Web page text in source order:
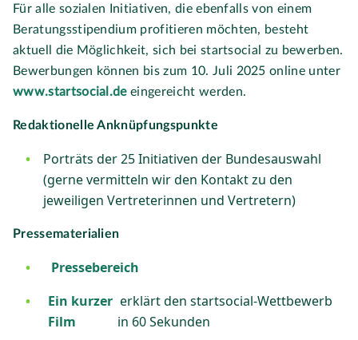
Für alle sozialen Initiativen, die ebenfalls von einem
Beratungsstipendium profitieren möchten, besteht
aktuell die Möglichkeit, sich bei startsocial zu bewerben.
Bewerbungen können bis zum 10. Juli 2025 online unter
www.startsocial.deeingereicht werden.
Redaktionelle Anknüpfungspunkte
Porträts der 25 Initiativen der Bundesauswahl
(gerne vermitteln wir den Kontakt zu den
jeweiligen Vertreterinnen und Vertretern)
Pressematerialien
Pressebereich
Ein kurzer
Film
erklärt den startsocial-Wettbewerb
in 60 Sekunden